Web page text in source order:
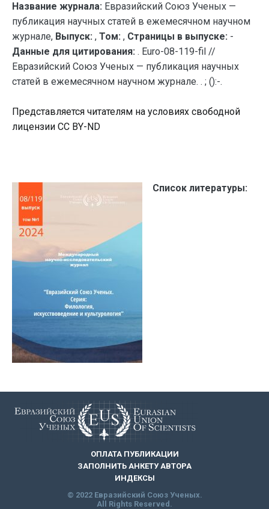
Название журнала: Евразийский Союз Ученых —
публикация научных статей в ежемесячном научном
журнале, Выпуск: , Том: , Страницы в выпуске: -
Данные для цитирования: . Euro-08-119-fil //
Евразийский Союз Ученых — публикация научных
статей в ежемесячном научном журнале. . ; ():-.
Представляется читателям на условиях свободной
лицензии CC BY-ND
Список литературы:
ОПЛАТА ПУБЛИКАЦИИ
ЗАПОЛНИТЬ АНКЕТУ АВТОРА
ИНДЕКСЫ
© 2022 Евразийский Союз Ученых.
All Rights Reserved.